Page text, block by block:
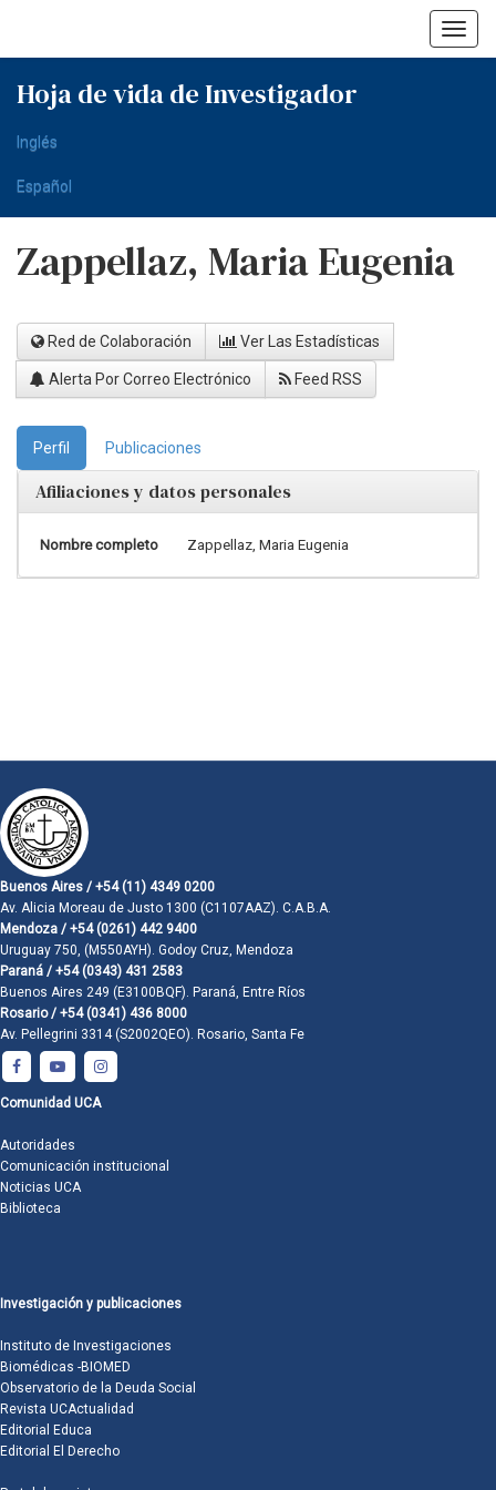
Hoja de vida de Investigador
Inglés
Español
Zappellaz, Maria Eugenia
Red de Colaboración Ver Las Estadísticas
Alerta Por Correo Electrónico Feed RSS
Perfil Publicaciones
Afiliaciones y datos personales
Nombre completo Zappellaz, Maria Eugenia
Buenos Aires / +54 (11) 4349 0200
Av. Alicia Moreau de Justo 1300 (C1107AAZ). C.A.B.A.
Mendoza / +54 (0261) 442 9400
Uruguay 750, (M550AYH). Godoy Cruz, Mendoza
Paraná / +54 (0343) 431 2583
Buenos Aires 249 (E3100BQF). Paraná, Entre Ríos
Rosario / +54 (0341) 436 8000
Av. Pellegrini 3314 (S2002QEO). Rosario, Santa Fe
Comunidad UCA
Autoridades
Comunicación institucional
Noticias UCA
Biblioteca
Investigación y publicaciones
Instituto de Investigaciones
Biomédicas -BIOMED
Observatorio de la Deuda Social
Revista UCActualidad
Editorial Educa
Editorial El Derecho